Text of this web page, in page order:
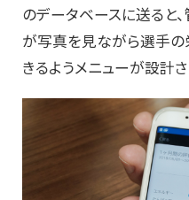
のデータベースに送ると
が写真を見ながら選手
きるようメニューが設計さ